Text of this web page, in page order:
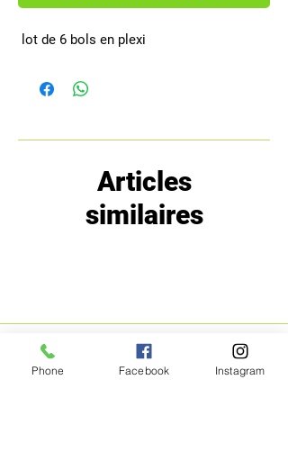
lot de 6 bols en plexi
Articles
similaires
MENU POLITIQUE
Phone Facebook Instagram